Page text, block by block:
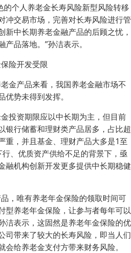
的个人养老金长寿风险新型风险转移
冲交易市场，完善对长寿风险进行管
新中长期养老金融产品的后顾之忧，
品落地。”孙洁表示。
险开发受限
金产品来看，我国养老金融市场不
势未得到发挥。
投资期限应以中长期为主，但目前
银行储蓄和理财类产品居多，占比超
重，并且基金、理财产品大多是1至
、优质资产供给不足的背景下，亟
融机构创新开发更多提供中长期稳健
，唯有养老年金保险的领取时间可
型养老年金保险，让参与者每年可以
洁表示，这固然是养老年金保险的优
司带来了较大的长寿风险，即当人们
给养老金支付方带来财务风险。